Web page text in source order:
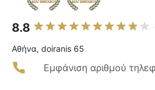
8.8
Αθήνα, doiranis 65
Εμφάνιση αριθμού